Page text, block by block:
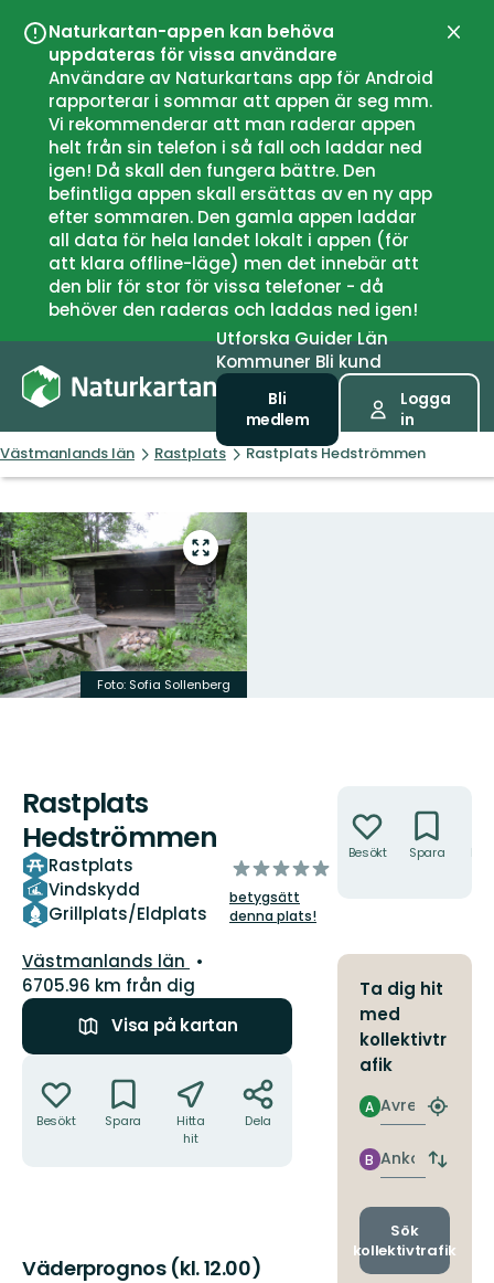
Naturkartan-appen kan behöva
uppdateras för vissa användare
Användare av Naturkartans app för Android
rapporterar i sommar att appen är seg mm.
Vi rekommenderar att man raderar appen
helt från sin telefon i så fall och laddar ned
igen! Då skall den fungera bättre. Den
befintliga appen skall ersättas av en ny app
efter sommaren. Den gamla appen laddar
all data för hela landet lokalt i appen (för
att klara offline-läge) men det innebär att
den blir för stor för vissa telefoner - då
behöver den raderas och laddas ned igen!
UtforskaGuiderLän
Kommuner Bli kund
Bli
medlem
Logga
in
Västmanlands län Rastplats Rastplats Hedströmmen
Gå
till
helskärmsläge
Foto: Sofia Sollenberg
Rastplats
Hedströmmen
Rastplats
Vindskydd
Grillplats/Eldplats
av
5
stjärnor
betygsätt
denna plats!
Län:
Västmanlands län
6705.96 km från dig
Visa på kartan
Besökt Spara
Hitta
hit
Dela
Väderprognos (kl. 12.00)
Besökt Spara
Ta dig hit
med
kollektivtr
afik
Avresa
A
Hitta
Ankomst
B
Byt
och
Sök
kollektivtrafik